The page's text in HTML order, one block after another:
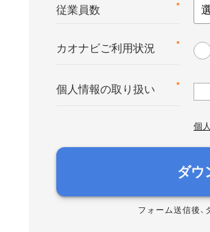
*
従業員数
*
カオナビご利用状況
*
個人情報の取り扱い
個
ダウ
フォーム送信後